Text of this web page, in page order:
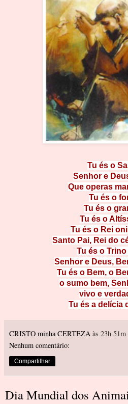
Tu és o
Senhor e
Que operas
Tu és o
Tu és o
Tu és o
Tu és o Rei
Santo Pai, Rei do
Tu és o
Senhor e Deus,
Tu és o Bem, o
o sumo bem,
vivo e
Tu és a delícia
CRISTO minha CERTEZA às 23h 51m
Nenhum comentário:
Compartilhar
Dia Mundial dos